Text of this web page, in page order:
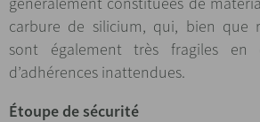
carbure de silicium, qui, bien que
sont également très fragiles
d’adhérences inattendues.
Étoupe de sécurité